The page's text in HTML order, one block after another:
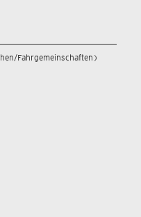
Fahrgemeinschaften)